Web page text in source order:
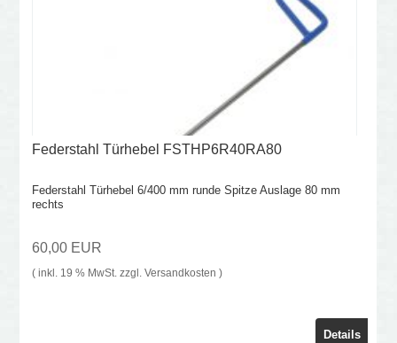
Federstahl Türhebel FSTHP6R40RA80
Federstahl Türhebel 6/400 mm runde Spitze Auslage 80 mm
rechts
60,00 EUR
( inkl. 19 % MwSt. zzgl. Versandkosten )
Details